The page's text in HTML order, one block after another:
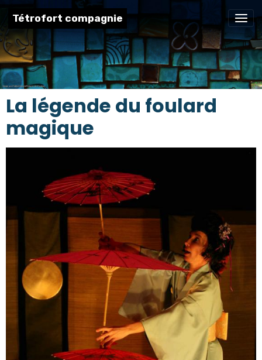
Tétrofort compagnie
La légende du foulard
magique